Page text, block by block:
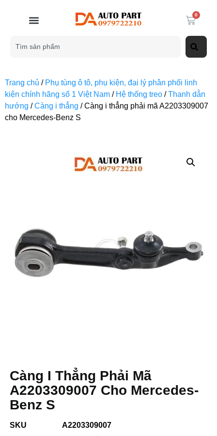
0
Trang chủ / Phụ tùng ô tô, phụ kiện, đại lý phân phối linh
kiện chính hãng số 1 Việt Nam / Hệ thống treo /Thanh dẫn
hướng /Càng i thẳng / Càng i thẳng phải mã A2203309007
cho Mercedes-Benz S
Càng I Thẳng Phải Mã
A2203309007 Cho Mercedes-
Benz S
SKU
A2203309007